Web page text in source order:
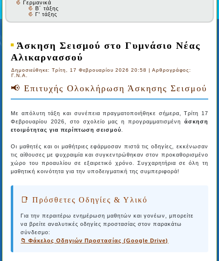
Γερμανικά
Β΄ τάξης
Γ' τάξης
Άσκηση Σεισμού στο Γυμνάσιο Νέας
Αλικαρνασσού
Δημοσιεύθηκε: Τρίτη, 17 Φεβρουαρίου 2026 20:58|Αρθρογράφος:
Γ.Ν.Α.
📢 Επιτυχής Ολοκλήρωση Άσκησης Σεισμού
Με απόλυτη τάξη και συνέπεια πραγματοποιήθηκε σήμερα, Τρίτη 17
Φεβρουαρίου 2026, στο σχολείο μας η προγραμματισμένη άσκηση
ετοιμότητας για περίπτωση σεισμού
Οι μαθητές και οι μαθήτριες εφάρμοσαν πιστά τις οδηγίες, εκκένωσαν
τις αίθουσες με ψυχραιμία και συγκεντρώθηκαν στον προκαθορισμένο
χώρο του προαυλίου σε εξαιρετικό χρόνο. Συγχαρητήρια σε όλη τη
μαθητική κοινότητα για την υποδειγματική της συμπεριφορά!
📑 Πρόσθετες Οδηγίες & Υλικό
Για την περαιτέρω ενημέρωση μαθητών και γονέων, μπορείτε
να βρείτε αναλυτικές οδηγίες προστασίας στον παρακάτω
σύνδεσμο:
📁 Φάκελος Οδηγιών Προστασίας (Google Drive)